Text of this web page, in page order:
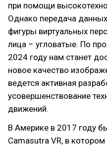
при помощи
Однако передача
фигуры виртуальных
лица – угловатые. По
2024 году нам станет
новое качество
ведется активная
усовершенствование
движений.
В Америке в 2017 году
Camasutra VR, в